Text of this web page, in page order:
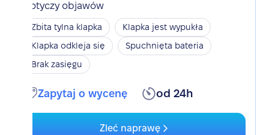
Dotyczy objawów
Zbita tylna klapka
Klapka jest wypukła
Klapka odkleja się
Spuchnięta bateria
Brak zasięgu
Zapytaj o wycenę od 24h
Zleć naprawę